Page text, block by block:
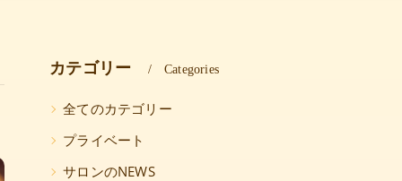
カテゴリー Categories
全てのカテゴリー
プライベート
サロンのNEWS